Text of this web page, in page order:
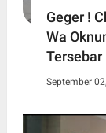
Geger !
Wa
Tersebar
September